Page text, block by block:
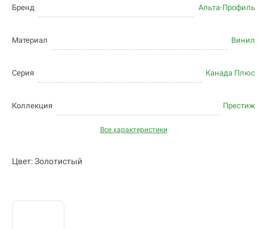
Бренд Альта-Профиль
Материал Винил
Серия Канада Плюс
Коллекция Престиж
Все характеристики
Цвет: Золотистый